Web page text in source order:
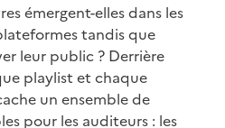
émergent-elles dans les
tandis que
leur public ? Derrière
playlist et chaque
un ensemble de
pour les auditeurs : les